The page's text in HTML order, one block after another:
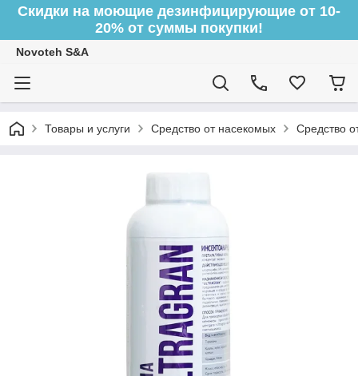
Скидки на моющие дезинфицирующие от 10-
20% от суммы покупки!
Novoteh S&A
Товары и услуги Средство от насекомых Средство